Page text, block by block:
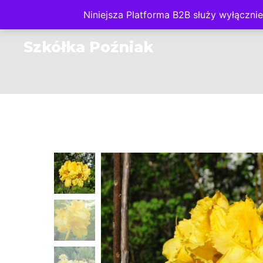
Niniejsza Platforma B2B służy
Szkółka Poźniak